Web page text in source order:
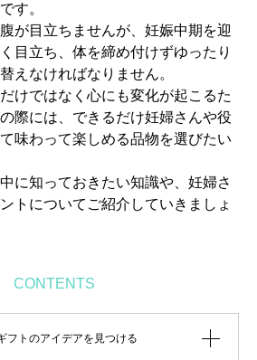
す。
が目立ちませんが、妊娠中期を迎
目立ち、体を締め付けずゆったり
えなければなりません。
けではなく心にも変化が起こるた
際には、できるだけ妊婦さんや役
味わって楽しめる品物を選びたい
に知っておきたい知識や、妊婦さ
トについてご紹介していきましょ
CONTENTS
フトのアイデアを見つける